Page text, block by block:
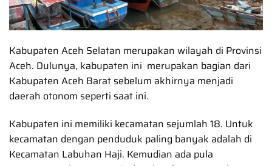
Kabupaten Aceh Selatan merupakan wilayah di Provinsi
Aceh. Dulunya, kabupaten ini merupakan bagian dari
Kabupaten Aceh Barat sebelum akhirnya menjadi
daerah otonom seperti saat ini.
Kabupaten ini memiliki kecamatan sejumlah 18. Untuk
kecamatan dengan penduduk paling banyak adalah di
Kecamatan Labuhan Haji. Kemudian ada pula